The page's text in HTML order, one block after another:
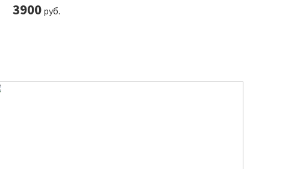
3900руб.